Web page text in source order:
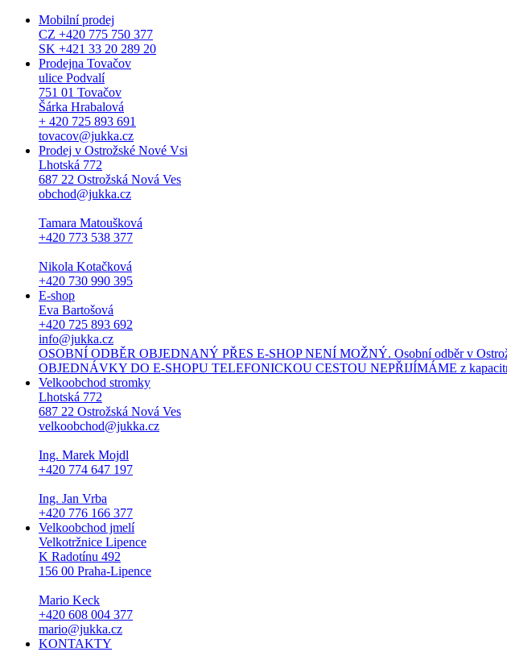
Mobilní prodej
CZ +420 775 750 377
SK +421 33 20 289 20
Prodejna Tovačov
ulice Podvalí
751 01 Tovačov
Šárka Hrabalová
+ 420 725 893 691
tovacov@jukka.cz
Prodej v Ostrožské Nové Vsi
Lhotská 772
687 22 Ostrožská Nová Ves
obchod@jukka.cz
Tamara Matoušková
+420 773 538 377
Nikola Kotačková
+420 730 990 395
E-shop
Eva Bartošová
+420 725 893 692
info@jukka.cz
OSOBNÍ ODBĚR OBJEDNANÝ PŘES E-SHOP NENÍ MOŽNÝ. Osobní odběr v
OBJEDNÁVKY DO E-SHOPU TELEFONICKOU CESTOU NEPŘIJÍMÁME z
Velkoobchod stromky
Lhotská 772
687 22 Ostrožská Nová Ves
velkoobchod@jukka.cz
Ing. Marek Mojdl
+420 774 647 197
Ing. Jan Vrba
+420 776 166 377
Velkoobchod jmelí
Velkotržnice Lipence
K Radotínu 492
156 00 Praha-Lipence
Mario Keck
+420 608 004 377
mario@jukka.cz
KONTAKTY